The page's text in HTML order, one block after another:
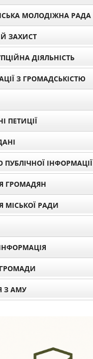
МОЛОДІЖНА РАДА
ЗАХИСТ
ДІЯЛЬНІСТЬ
З ГРОМАДСЬКІСТЮ
ПЕТИЦІЇ
ПУБЛІЧНОЇ ІНФОРМАЦІЇ
ГРОМАДЯН
МІСЬКОЇ РАДИ
З АМУ